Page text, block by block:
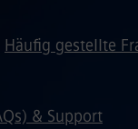
Häufig gestellte
& Support